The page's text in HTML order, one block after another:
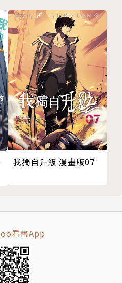
我獨自升級 漫畫版07
看書App